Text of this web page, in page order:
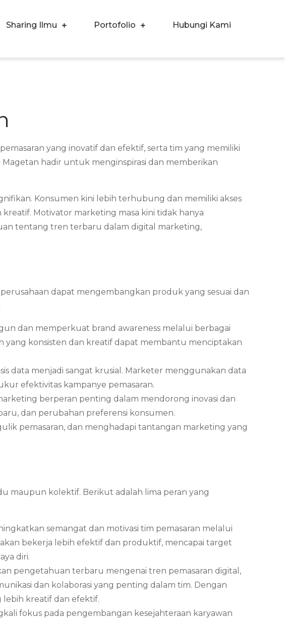
Sharing Ilmu Portofolio Hubungi Kami
yang inovatif dan efektif, serta tim yang memiliki
hadir untuk menginspirasi dan memberikan
Konsumen kini lebih terhubung dan memiliki akses
Motivator marketing masa kini tidak hanya
tentang tren terbaru dalam digital marketing,
dapat mengembangkan produk yang sesuai dan
dan memperkuat brand awareness melalui berbagai
yang konsisten dan kreatif dapat membantu menciptakan
data menjadi sangat krusial. Marketer menggunakan data
efektivitas kampanye pemasaran.
berperan penting dalam mendorong inovasi dan
dan perubahan preferensi konsumen.
pemasaran, dan menghadapi tantangan marketing yang
maupun kolektif. Berikut adalah lima peran yang
semangat dan motivasi tim pemasaran melalui
bekerja lebih efektif dan produktif, mencapai target
diri.
pengetahuan terbaru mengenai tren pemasaran digital,
dan kolaborasi yang penting dalam tim. Dengan
lebih kreatif dan efektif.
fokus pada pengembangan kesejahteraan karyawan